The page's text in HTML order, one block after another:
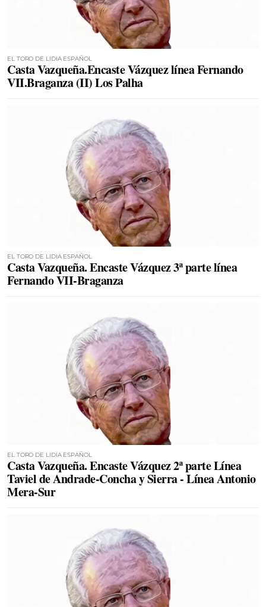
EL TORO DE LIDIA ESPAÑOL
Casta Vazqueña.Encaste Vázquez línea Fernando
VII.Braganza (II) Los Palha
EL TORO DE LIDIA ESPAÑOL
Casta Vazqueña. Encaste Vázquez 3ª parte línea
Fernando VII-Braganza
EL TORO DE LIDIA ESPAÑOL
Casta Vazqueña. Encaste Vázquez 2ª parte Línea
Taviel de Andrade-Concha y Sierra - Línea Antonio
Mera-Sur